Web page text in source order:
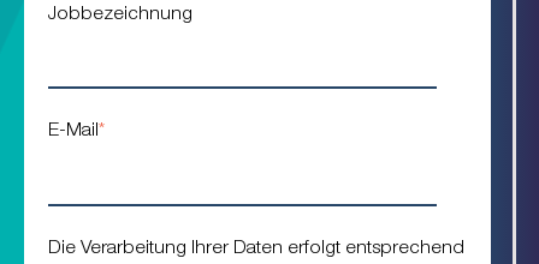
Jobbezeichnung
E-Mail *
Die Verarbeitung Ihrer Daten erfolgt entsprechend